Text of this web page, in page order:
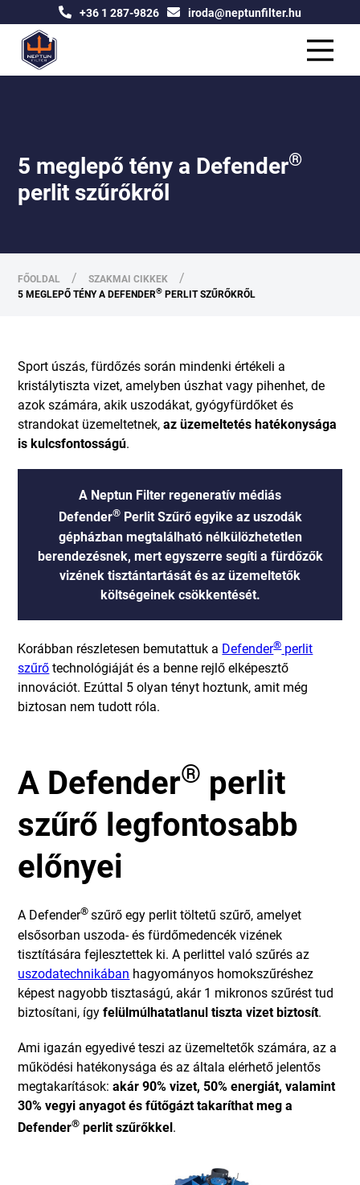
+36 1 287-9826 iroda@neptunfilter.hu
5 meglepő tény a Defender®
perlit szűrőkről
FŐOLDAL / SZAKMAI CIKKEK /
5 MEGLEPŐ TÉNY A DEFENDER® PERLIT SZŰRŐKRŐL
Sport úszás, fürdőzés során mindenki értékeli a
kristálytiszta vizet, amelyben úszhat vagy pihenhet, de
azok számára, akik uszodákat, gyógyfürdőket és
strandokat üzemeltetnek,az üzemeltetés hatékonysága
is kulcsfontosságú.
A Neptun Filter regeneratív médiás
Defender®Perlit Szűrő egyike az uszodák
gépházban megtalálható nélkülözhetetlen
berendezésnek, mert egyszerre segíti a fürdőzők
vizének tisztántartását és az üzemeltetők
költségeinek csökkentését.
Korábban részletesen bemutattuk a Defender®perlit
szűrőtechnológiáját és a benne rejlő elképesztő
innovációt. Ezúttal 5 olyan tényt hoztunk, amit még
biztosan nem tudott róla.
A Defender® perlit
szűrő legfontosabb
előnyei
A Defender® szűrő egy perlit töltetű szűrő, amelyet
elsősorban uszoda- és fürdőmedencék vizének
tisztítására fejlesztettek ki. A perlittel való szűrés az
uszodatechnikában hagyományos homokszűréshez
képest nagyobb tisztaságú, akár 1 mikronos szűrést tud
biztosítani, ígyfelülmúlhatatlanul tiszta vizet biztosít.
Ami igazán egyedivé teszi az üzemeltetők számára, az a
működési hatékonysága és az általa elérhető jelentős
megtakarítások:akár 90% vizet, 50% energiát, valamint
30% vegyi anyagot és fűtőgázt takaríthat meg a
Defender® perlit szűrőkkel.